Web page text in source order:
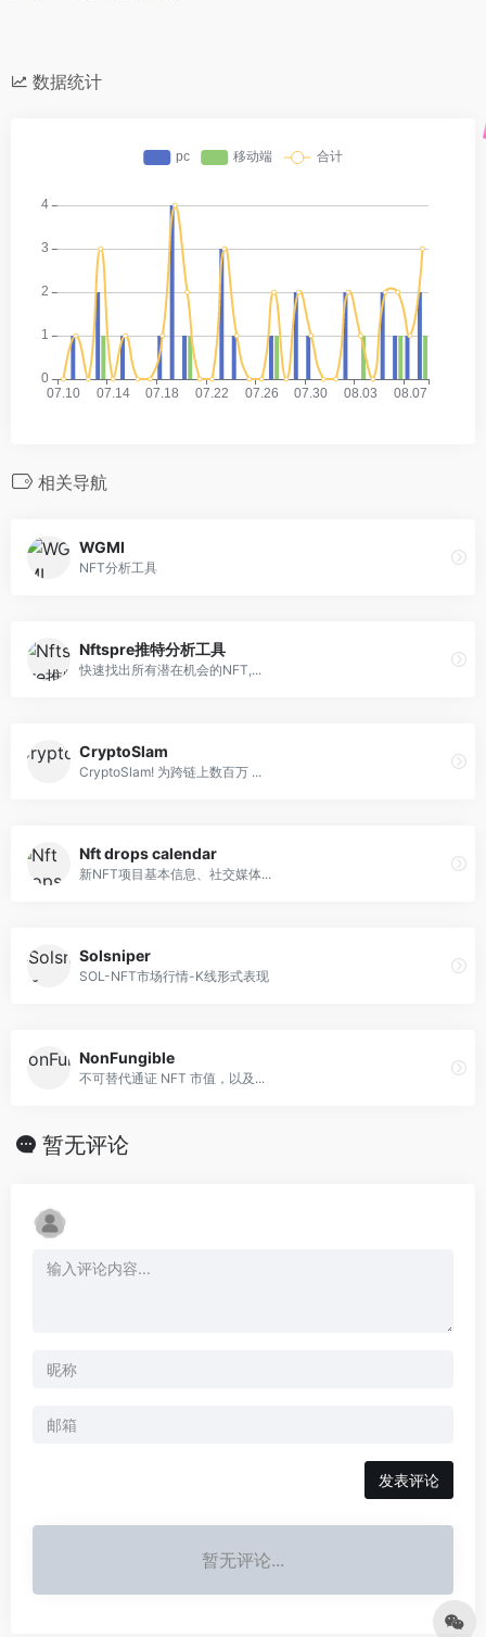
数据统计
相关导航
WGMI
NFT分析工具
Nftspre推特分析工具
快速找出所有潜在机会的NFT,...
CryptoSlam
CryptoSlam! 为跨链上数百万 ...
Nft drops calendar
新NFT项目基本信息、社交媒体...
Solsniper
SOL-NFT市场行情-K线形式表现
NonFungible
不可替代通证 NFT 市值，以及...
暂无评论
发表评论
暂无评论...